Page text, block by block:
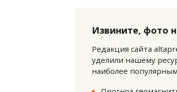
Извините, фото
Редакция сайта
уделили нашему
наиболее